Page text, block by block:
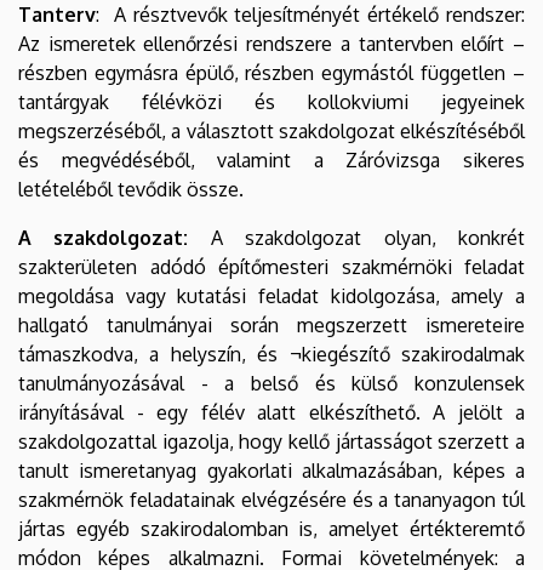
Tanterv: A résztvevők teljesítményét értékelő rendszer:
Az ismeretek ellenőrzési rendszere a tantervben előírt –
részben egymásra épülő, részben egymástól független –
tantárgyak félévközi és kollokviumi jegyeinek
megszerzéséből, a választott szakdolgozat elkészítéséből
és megvédéséből, valamint a Záróvizsga sikeres
letételéből tevődik össze.
A szakdolgozat: A szakdolgozat olyan, konkrét
szakterületen adódó építőmesteri szakmérnöki feladat
megoldása vagy kutatási feladat kidolgozása, amely a
hallgató tanulmányai során megszerzett ismereteire
támaszkodva, a helyszín, és ¬kiegészítő szakirodalmak
tanulmányozásával - a belső és külső konzulensek
irányításával - egy félév alatt elkészíthető. A jelölt a
szakdolgozattal igazolja, hogy kellő jártasságot szerzett a
tanult ismeretanyag gyakorlati alkalmazásában, képes a
szakmérnök feladatainak elvégzésére és a tananyagon túl
jártas egyéb szakirodalomban is, amelyet értékteremtő
módon képes alkalmazni. Formai követelmények: a